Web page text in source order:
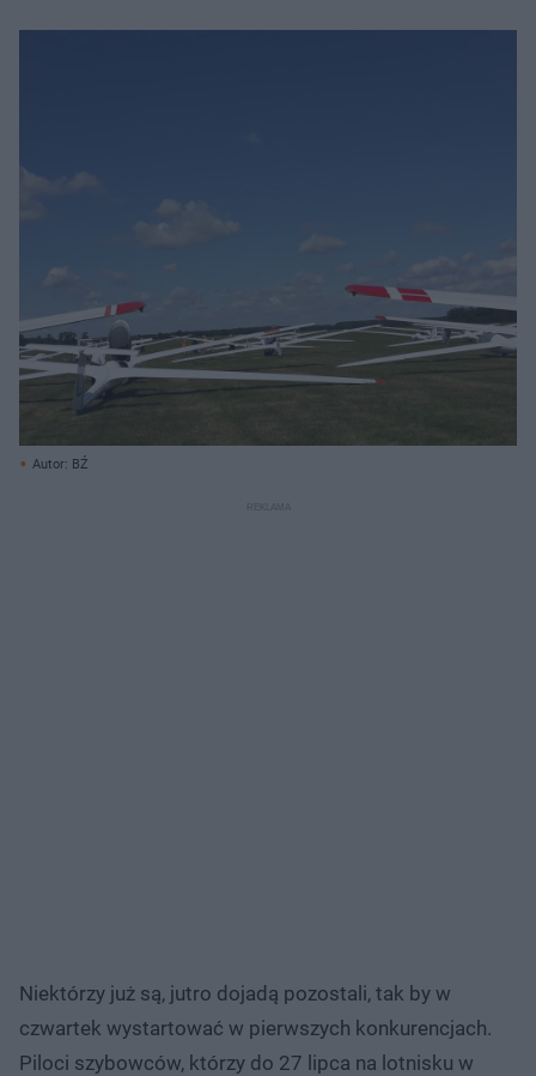
Autor: BŹ
Niektórzy już są, jutro dojadą pozostali, tak by w
czwartek wystartować w pierwszych konkurencjach.
Piloci szybowców, którzy do 27 lipca na lotnisku w